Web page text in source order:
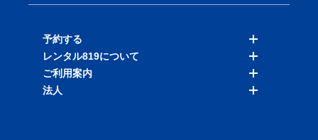
予約する
バイクを探す
店舗を探す
レンタル819について
料金表
ご利用案内
法人